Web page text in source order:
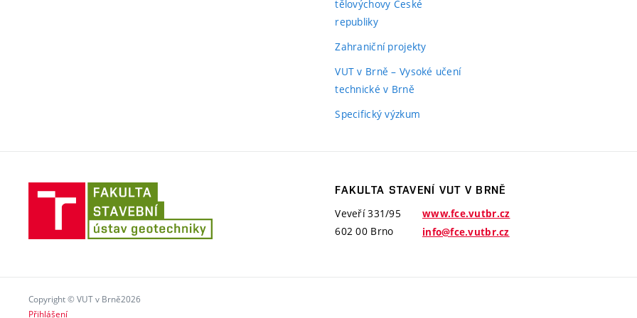
tělovýchovy České
republiky
Zahraniční projekty
VUT v Brně – Vysoké učení
technické v Brně
Specifický výzkum
FAKULTA STAVENÍ VUT V BRNĚ
Veveří 331/95
602 00 Brno
www.fce.vutbr.cz
info@fce.vutbr.cz
Copyright © VUT v Brně2026
Přihlášení